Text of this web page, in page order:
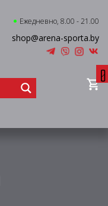
Ежедневно, 8.00 - 21.00
shop@arena-sporta.by
0